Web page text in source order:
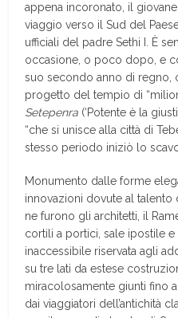
appena incoronato, il
viaggio verso il Sud del
ufficiali del padre Sethi I. È
occasione, o poco dopo, e
suo secondo anno di regno,
progetto del tempio di
Setepenra (‘Potente è la
“che si unisce alla città di
stesso periodo iniziò lo
Monumento dalle forme
innovazioni dovute al talento
ne furono gli architetti, il
cortili a portici, sale ipostile e
inaccessibile riservata agli
su tre lati da estese
miracolosamente giunti fino
dai viaggiatori dell’antichità